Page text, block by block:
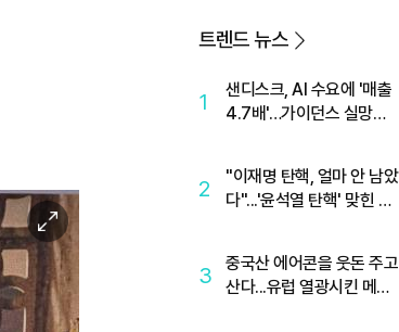
이
미
지
확
트렌드 뉴스
1
샌디스크, AI 수요에 '매출
4.7배'…가이던스 실망에
2
"이재명 탄핵, 얼마 안 남았
다"...'윤석열 탄핵' 맞힌 무
3
중국산 에어콘을 웃돈 주고
산다...유럽 열광시킨 메이